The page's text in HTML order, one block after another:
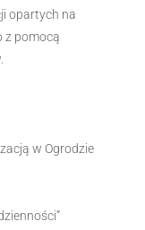
opartych na
z pomocą
w Ogrodzie